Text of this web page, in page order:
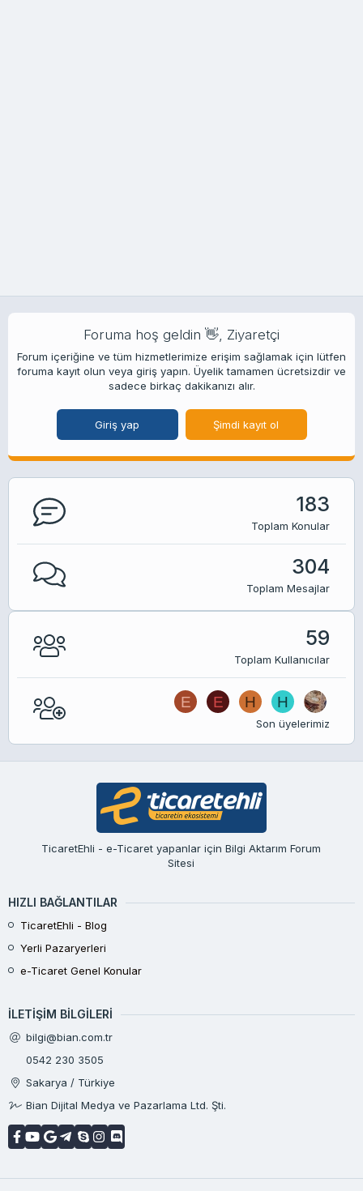
Foruma hoş geldin 👋, Ziyaretçi
Forum içeriğine ve tüm hizmetlerimize erişim sağlamak için lütfen
foruma kayıt olun veya giriş yapın. Üyelik tamamen ücretsizdir ve
sadece birkaç dakikanızı alır.
Giriş yap Şimdi kayıt ol
183
Toplam Konular
304
Toplam Mesajlar
59
Toplam Kullanıcılar
E E H H
Son üyelerimiz
TicaretEhli - e-Ticaret yapanlar için Bilgi Aktarım Forum
Sitesi
HIZLI BAĞLANTILAR
TicaretEhli - Blog
Yerli Pazaryerleri
e-Ticaret Genel Konular
İLETIŞIM BILGILERI
bilgi@bian.com.tr
0542 230 3505
Sakarya / Türkiye
Bian Dijital Medya ve Pazarlama Ltd. Şti.